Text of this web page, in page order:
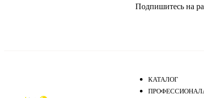
Подпишитесь на
КАТАЛОГ